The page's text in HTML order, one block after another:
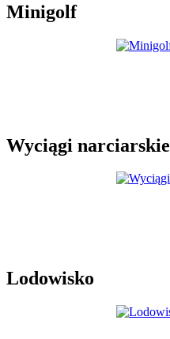
Minigolf
Wyciągi narciarskie
Lodowisko